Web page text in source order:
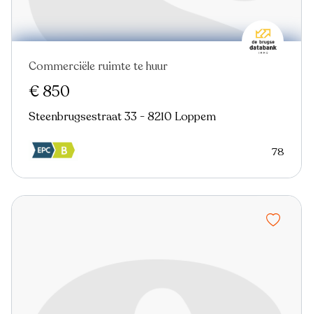
Commerciële ruimte te huur
€ 850
Steenbrugsestraat 33 - 8210 Loppem
78